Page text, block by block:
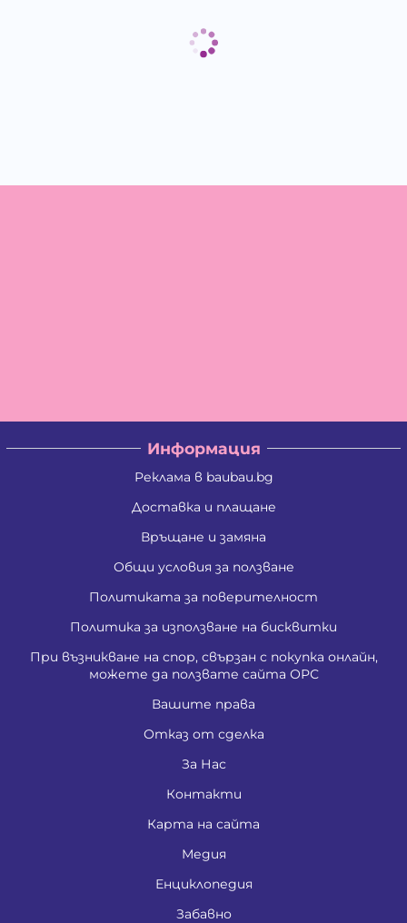
Информация
Реклама в baubau.bg
Доставка и плащане
Връщане и замяна
Общи условия за ползване
Политиката за поверителност
Политика за използване на бисквитки
При възникване на спор, свързан с покупка онлайн,
можете да ползвате сайта ОРС
Вашите права
Отказ от сделка
За Нас
Контакти
Карта на сайта
Медия
Енциклопедия
Забавно